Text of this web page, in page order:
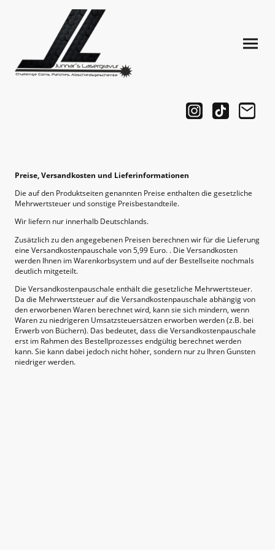
Preise, Versandkosten und Lieferinformationen
Die auf den Produktseiten genannten Preise enthalten die gesetzliche
Mehrwertsteuer und sonstige Preisbestandteile.
Wir liefern nur innerhalb Deutschlands.
Zusätzlich zu den angegebenen Preisen berechnen wir für die Lieferung
eine Versandkostenpauschale von 5,99 Euro. . Die Versandkosten
werden Ihnen im Warenkorbsystem und auf der Bestellseite nochmals
deutlich mitgeteilt.
Die Versandkostenpauschale enthält die gesetzliche Mehrwertsteuer.
Da die Mehrwertsteuer auf die Versandkostenpauschale abhängig von
den erworbenen Waren berechnet wird, kann sie sich mindern, wenn
Waren zu niedrigeren Umsatzsteuersätzen erworben werden (z.B. bei
Erwerb von Büchern). Das bedeutet, dass die Versandkostenpauschale
erst im Rahmen des Bestellprozesses endgültig berechnet werden
kann. Sie kann dabei jedoch nicht höher, sondern nur zu Ihren Gunsten
niedriger werden.